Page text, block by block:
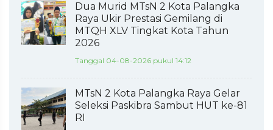
Dua Murid MTsN 2 Kota Palangka
Raya Ukir Prestasi Gemilang di
MTQH XLV Tingkat Kota Tahun
2026
Tanggal 04-08-2026 pukul 14:12
MTsN 2 Kota Palangka Raya Gelar
Seleksi Paskibra Sambut HUT ke-81
RI